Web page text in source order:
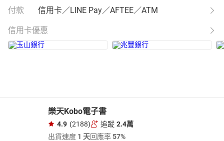
付款 信用卡／LINE Pay／AFTEE／ATM
信用卡優惠
樂天Kobo電子書
4.9 (2188) 追蹤 2.4萬
出貨速度 1 天回應率57%